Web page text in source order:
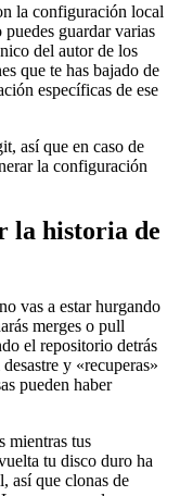
la configuración local
guardar varias
del autor de los
que te has bajado de
específicas de ese
así que en caso de
la configuración
la historia de
vas a estar hurgando
merges o pull
el repositorio detrás
y «recuperas»
pueden haber
mientras tus
tu disco duro ha
así que clonas de